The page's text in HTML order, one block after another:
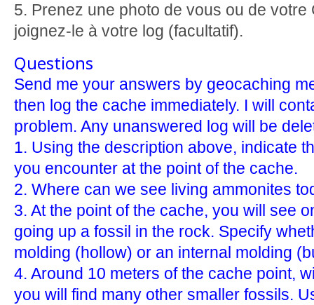
5. Prenez une photo de vous ou de votre
joignez-le à votre log (facultatif).
Questions
Send me your answers by geocaching
then log the cache immediately. I will
problem. Any unanswered log will be
1. Using the description above, indicate
you encounter at the point of the cache.
2. Where can we see living ammonites
3. At the point of the cache, you will see
going up a fossil in the rock. Specify
molding (hollow) or an internal molding
4. Around 10 meters of the cache point,
you will find many other smaller fossils.